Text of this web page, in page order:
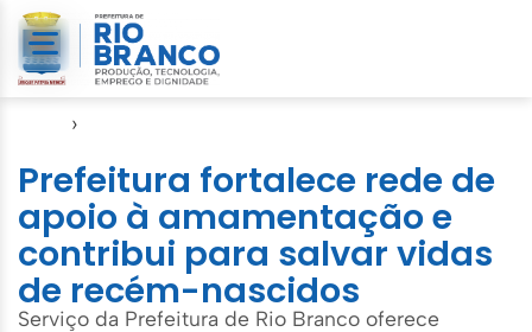
›
Prefeitura fortalece rede de
apoio à amamentação e
contribui para salvar vidas
de recém-nascidos
Serviço da Prefeitura de Rio Branco oferece